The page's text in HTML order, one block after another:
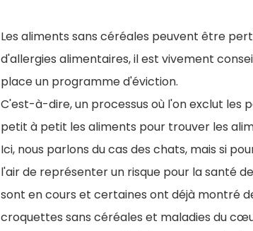
Les aliments sans céréales peuvent être
d'allergies alimentaires, il est vivement
place un programme d'éviction.
C'est-à-dire, un processus où l'on exclut les
petit à petit les aliments pour trouver les
Ici, nous parlons du cas des chats, mais si
l'air de représenter un risque pour la santé
sont en cours et certaines ont déjà montré
croquettes sans céréales et maladies du